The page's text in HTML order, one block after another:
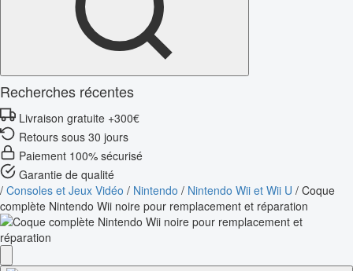
Recherches récentes
Livraison gratuite +300€
Retours sous 30 jours
Paiement 100% sécurisé
Garantie de qualité
/ Consoles et Jeux Vidéo / Nintendo / Nintendo Wii et Wii U / Coque
complète Nintendo Wii noire pour remplacement et réparation